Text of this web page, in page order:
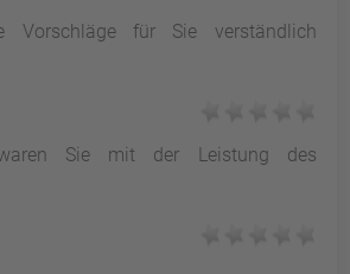
Vorschläge für Sie verständlich
Sie mit der Leistung des